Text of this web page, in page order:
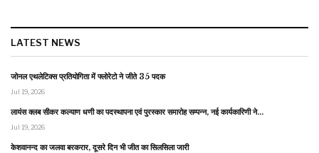
LATEST NEWS
जोनल एथलेटिक्स प्रतियोगिता में फ्लोरेटो ने जीते 35 पदक
Jul 19, 2026
लायंस क्लब सीकर कल्याण धणी का पदस्थापना एवं पुरस्कार समारोह सम्पन्न, नई कार्यकारिणी ने…
Jul 19, 2026
केशवानन्द का जलवा बरकरार, दूसरे दिन भी जीत का सिलसिला जारी